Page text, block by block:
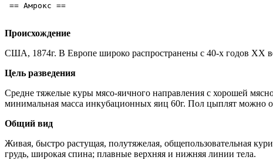
== Амрокс ==
Происхождение
США, 1874г. В Европе широко распространены с 40-х годов XX
Цель разведения
Средне тяжелые куры мясо-яичного направления с хорошей
минимальная масса инкубационных яиц 60г. Пол цыплят можно
Общий вид
Живая, быстро растущая, полутяжелая, общепользовательная
грудь, широкая спина; плавные верхняя и нижняя линии тела.